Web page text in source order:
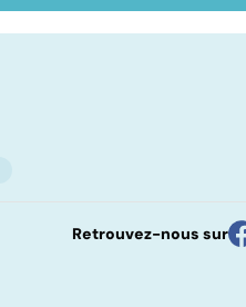
l'ovulation : de la
Retrouvez-nous sur